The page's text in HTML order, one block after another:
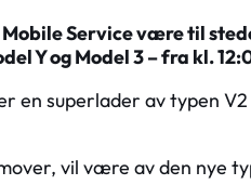
Service være til
Y og Model 3 – fra kl.
en superlader av typen
vil være av den nye